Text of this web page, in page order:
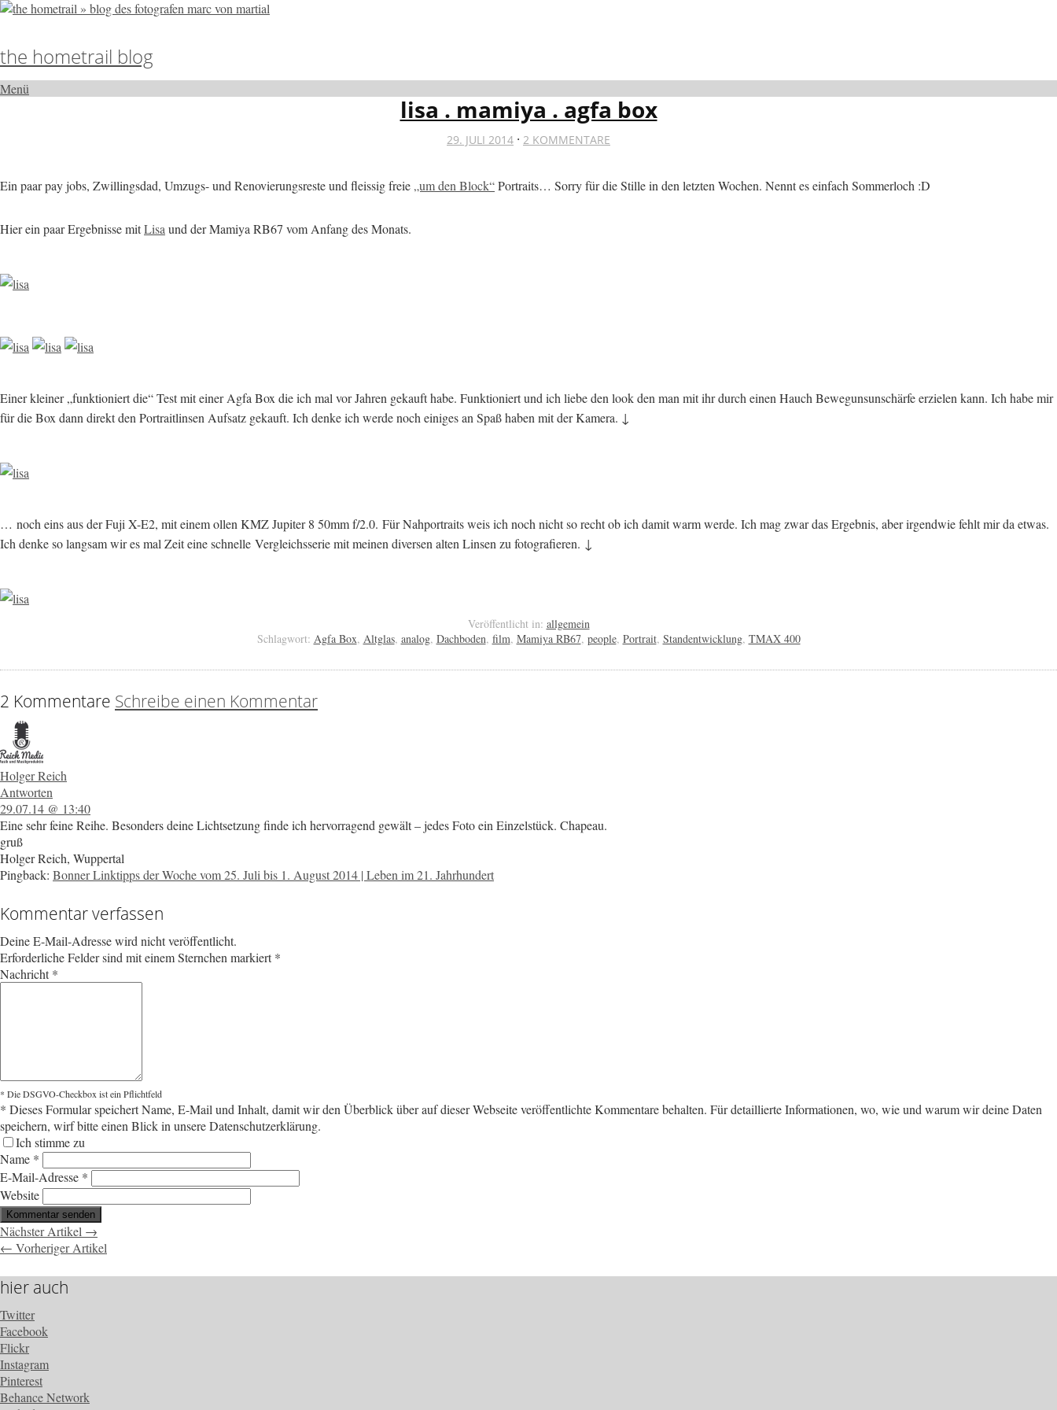
the hometrail blog
Menü
lisa . mamiya . agfa box
29. JULI 2014 · 2 KOMMENTARE
Ein paar pay jobs, Zwillingsdad, Umzugs- und Renovierungsreste und fleissig freie „um den Block“Portraits… Sorry für die Stille in den letzten Wochen. Nennt es einfach Sommerloch :D
Hier ein paar Ergebnisse mitLisa und der Mamiya RB67 vom Anfang des Monats.
Einer kleiner „funktioniert die“ Test mit einer Agfa Box die ich mal vor Jahren gekauft habe. Funktioniert und ich liebe den look den man mit ihr durch einen Hauch Bewegunsunschärfe erzielen kann. Ich habe mir
für die Box dann direkt den Portraitlinsen Aufsatz gekauft. Ich denke ich werde noch einiges an Spaß haben mit der Kamera. ↓
… noch eins aus der Fuji X-E2, mit einem ollen KMZ Jupiter 8 50mm f/2.0. Für Nahportraits weis ich noch nicht so recht ob ich damit warm werde. Ich mag zwar das Ergebnis, aber irgendwie fehlt mir da etwas.
Ich denke so langsam wir es mal Zeit eine schnelle Vergleichsserie mit meinen diversen alten Linsen zu fotografieren. ↓
Veröffentlicht in: allgemein
Schlagwort: Agfa Box, Altglas, analog, Dachboden, film, Mamiya RB67, people, Portrait, Standentwicklung, TMAX 400
2 Kommentare Schreibe einen Kommentar
Holger Reich
Antworten
29.07.14 @ 13:40
Eine sehr feine Reihe. Besonders deine Lichtsetzung finde ich hervorragend gewält – jedes Foto ein Einzelstück. Chapeau.
gruß
Holger Reich, Wuppertal
Pingback: Bonner Linktipps der Woche vom 25. Juli bis 1. August 2014 | Leben im 21. Jahrhundert
Kommentar verfassen
Deine E-Mail-Adresse wird nicht veröffentlicht.
Erforderliche Felder sind mit einem Sternchen markiert*
Nachricht*
* Die DSGVO-Checkbox ist ein Pflichtfeld
* Dieses Formular speichert Name, E-Mail und Inhalt, damit wir den Überblick über auf dieser Webseite veröffentlichte Kommentare behalten. Für detaillierte Informationen, wo, wie und warum wir deine Daten
speichern, wirf bitte einen Blick in unsere Datenschutzerklärung.
Ich stimme zu
Name *
E-Mail-Adresse *
Website
Nächster Artikel →
← Vorheriger Artikel
hier auch
Twitter
Facebook
Flickr
Instagram
Pinterest
Behance Network